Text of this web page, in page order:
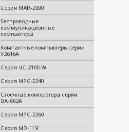
Серия MAR-2000
Беспроводные
коммуникационные
компьютеры
Компактные компьютеры серии
V2616A
Серия UC-2100-W
Серия MPC-2240
Стоечные компьютеры серии
DA-662A
Серия MPC-2260
Серия MD-119